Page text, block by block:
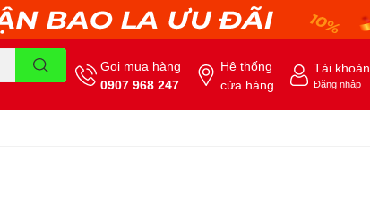
Gọi mua hàng
0907 968 247
Hệ thống
cửa hàng
Tài khoản
Đăng nhập